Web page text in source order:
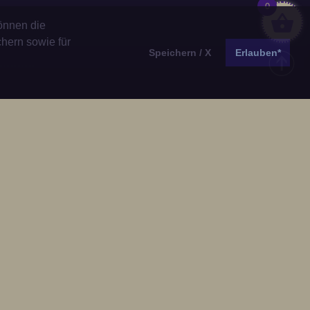
0
die
sowie für
Speichern / X Erlauben*